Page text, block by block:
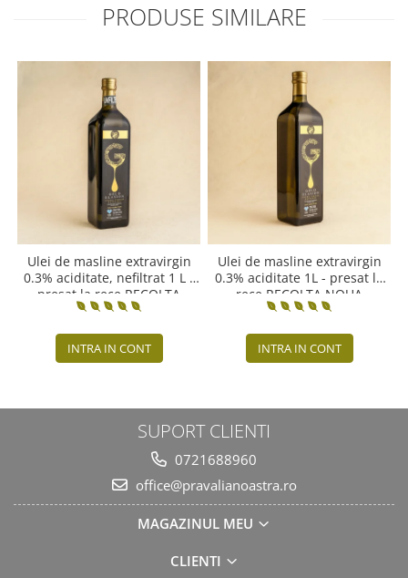
PRODUSE SIMILARE
Ulei de masline extravirgin
0.3% aciditate, nefiltrat 1 L -
presat la rece RECOLTA
NOUA
INTRA IN CONT
Ulei de masline extravirgin
0.3% aciditate 1L - presat la
rece RECOLTA NOUA
INTRA IN CONT
SUPORT CLIENTI
0721688960
office@pravalianoastra.ro
MAGAZINUL MEU
CLIENTI